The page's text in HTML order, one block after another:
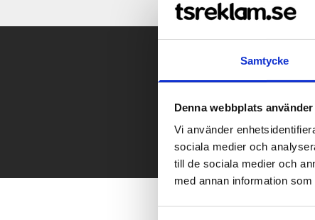
Samtycke
Denna webbplats
Vi använder
sociala medier och
till de sociala medier och
med annan information